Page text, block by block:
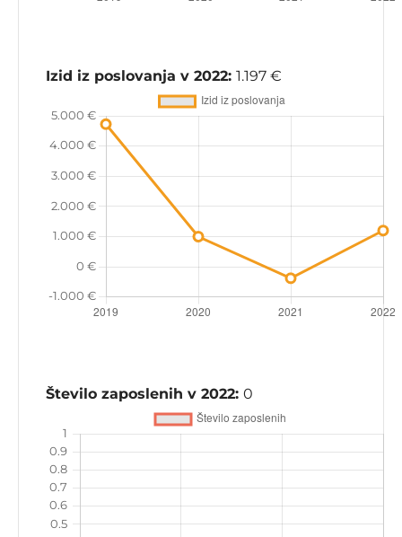
Izid iz poslovanja v 2022: 1.197 €
Število zaposlenih v 2022: 0